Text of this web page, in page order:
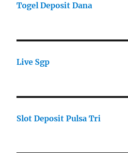
Togel Deposit Dana
Live Sgp
Slot Deposit Pulsa Tri